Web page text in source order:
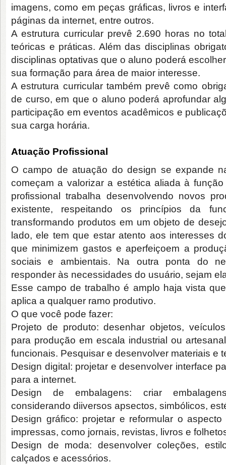
imagens, como em peças gráficas, livros e
páginas da internet, entre outros.
A estrutura curricular prevê 2.690 horas no
teóricas e práticas. Além das disciplinas
disciplinas optativas que o aluno poderá
sua formação para área de maior interesse.
A estrutura curricular também prevê como
de curso, em que o aluno poderá aprofundar
participação em eventos acadêmicos e
sua carga horária.
Atuação Profissional
O campo de atuação do design se expande
começam a valorizar a estética aliada à
profissional trabalha desenvolvendo novos
existente, respeitando os princípios da
transformando produtos em um objeto de
lado, ele tem que estar atento aos interesses
que minimizem gastos e aperfeiçoem a
sociais e ambientais. Na outra ponta do
responder às necessidades do usuário, sejam
Esse campo de trabalho é amplo haja vista
aplica a qualquer ramo produtivo.
O que você pode fazer:
Projeto de produto: desenhar objetos,
para produção em escala industrial ou
funcionais. Pesquisar e desenvolver materiais e
Design digital: projetar e desenvolver interface
para a internet.
Design de embalagens: criar
considerando diiversos apsectos, simbólicos,
Design gráfico: projetar e reformular o
impressas, como jornais, revistas, livros e
Design de moda: desenvolver coleções,
calçados e acessórios.